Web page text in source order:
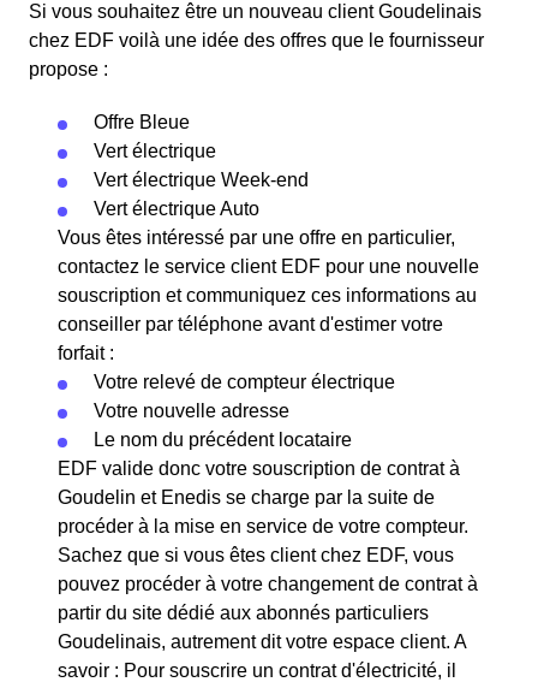
Si vous souhaitez être un nouveau client Goudelinais
chez EDF voilà une idée des offres que le fournisseur
propose :
Offre Bleue
Vert électrique
Vert électrique Week-end
Vert électrique Auto
Vous êtes intéressé par une offre en particulier,
contactez le service client EDF pour une nouvelle
souscription et communiquez ces informations au
conseiller par téléphone avant d'estimer votre
forfait :
Votre relevé de compteur électrique
Votre nouvelle adresse
Le nom du précédent locataire
EDF valide donc votre souscription de contrat à
Goudelin et Enedis se charge par la suite de
procéder à la mise en service de votre compteur.
Sachez que si vous êtes client chez EDF, vous
pouvez procéder à votre changement de contrat à
partir du site dédié aux abonnés particuliers
Goudelinais, autrement dit votre espace client. A
savoir : Pour souscrire un contrat d'électricité, il